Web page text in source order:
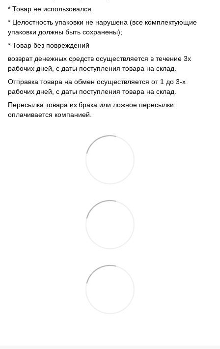
* Товар не использовался
* Целостность упаковки не нарушена (все комплектующие
упаковки должны быть сохранены);
* Товар без повреждений
возврат денежных средств осуществляется в течение 3х
рабочих дней, с даты поступления товара на склад.
Отправка товара на обмен осуществляется от 1 до 3-х
рабочих дней, с даты поступления товара на склад.
Пересылка товара из брака или ложное пересылки
оплачивается компанией.